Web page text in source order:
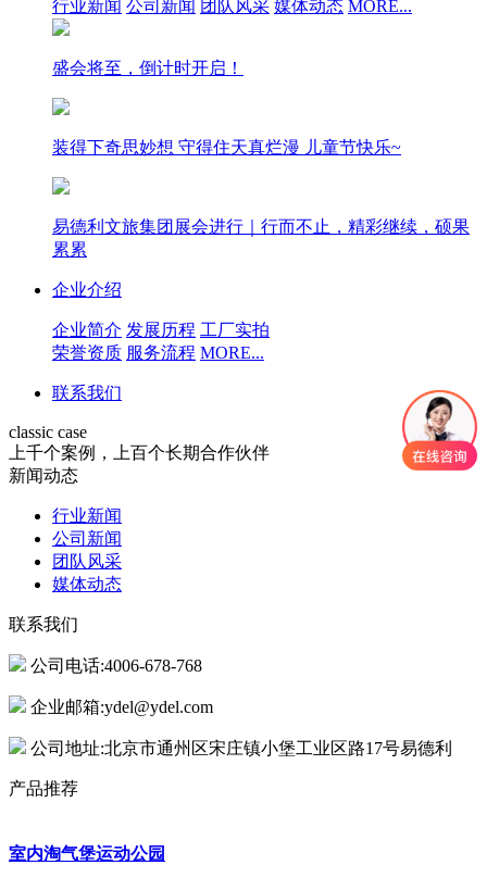
行业新闻 公司新闻 团队风采 媒体动态 MORE...
盛会将至，倒计时开启！
装得下奇思妙想 守得住天真烂漫 儿童节快乐~
易德利文旅集团展会进行｜行而不止，精彩继续，硕果
累累
企业介绍
企业简介 发展历程 工厂实拍
荣誉资质 服务流程 MORE...
联系我们
classic case
上千个案例，上百个长期合作伙伴
新闻动态
行业新闻
公司新闻
团队风采
媒体动态
联系我们
公司电话:4006-678-768
企业邮箱:ydel@ydel.com
公司地址:北京市通州区宋庄镇小堡工业区路17号易德利
产品推荐
室内淘气堡运动公园